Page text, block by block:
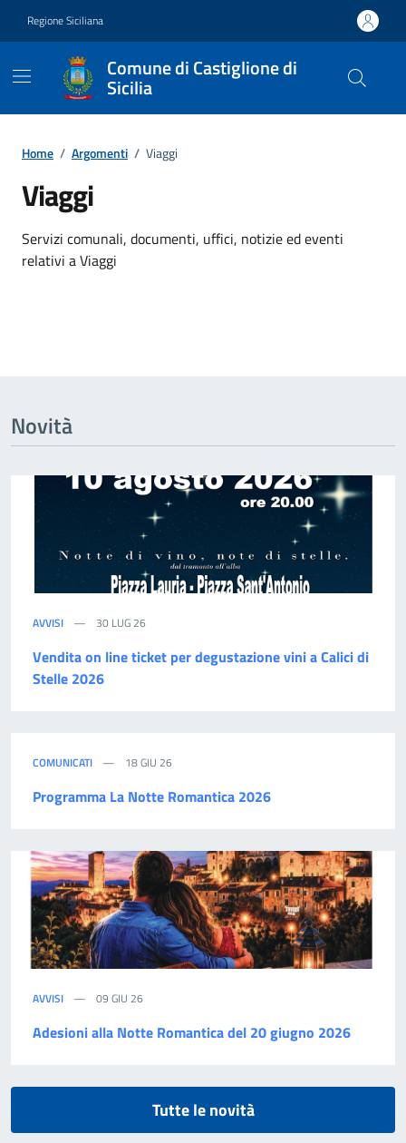
Regione Siciliana
Comune di Castiglione di
Sicilia
Home / Argomenti / Viaggi
Viaggi
Dettagli dell'argomento
Servizi comunali, documenti, uffici, notizie ed eventi
relativi a Viaggi
Novità
AVVISI 30 LUG 26
Vendita on line ticket per degustazione vini a Calici di
Stelle 2026
COMUNICATI 18 GIU 26
Programma La Notte Romantica 2026
AVVISI 09 GIU 26
Adesioni alla Notte Romantica del 20 giugno 2026
Tutte le novità